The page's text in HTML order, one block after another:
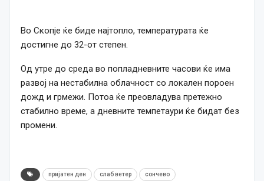
Во Скопје ќе биде најтопло, температурата ќе
достигне до 32-от степен.
Од утре до среда во попладневните часови ќе има
развој на нестабилна облачност со локален пороен
дожд и грмежи. Потоа ќе преовладува претежно
стабилно време, а дневните темпетаури ќе бидат без
промени.
пријатен ден слаб ветер сончево